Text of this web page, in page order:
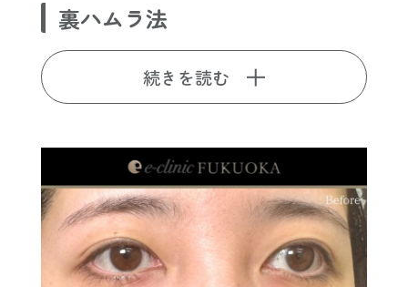
裏ハムラ法
続きを読む